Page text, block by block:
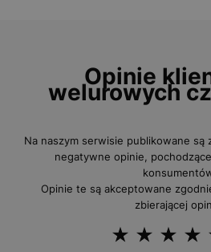
Opinie
welurowych
Na naszym serwisie publikowane
negatywne opinie,
Opinie te są akceptowane
zbierającej